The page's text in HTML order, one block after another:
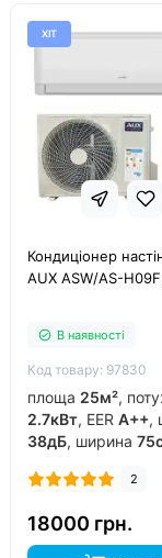
ХІТ
Кондиціонер
AUX ASW/AS-
В наявності
Код товару: 97830
площа 25м²,
2.7кВт, EER A++,
38дБ, ширина
китай, інвертор
2
18000 грн.